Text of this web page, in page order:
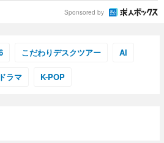
Sponsored by
こだわりデスクツアー AI
ラマ K-POP